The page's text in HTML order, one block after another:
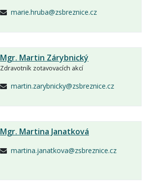
marie.hruba@zsbreznice.cz
Mgr. Martin Zárybnický
Zdravotník zotavovacích akcí
martin.zarybnicky@zsbreznice.cz
Mgr. Martina Janatková
martina.janatkova@zsbreznice.cz